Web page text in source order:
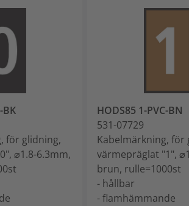
BK
för glidning,
⌀1.8-6.3mm,
HODS85 1-PVC-BN
531-07729
Kabelmärkning, för
värmepräglat "1",
brun, rulle=1000st
- hållbar
- flamhämmande